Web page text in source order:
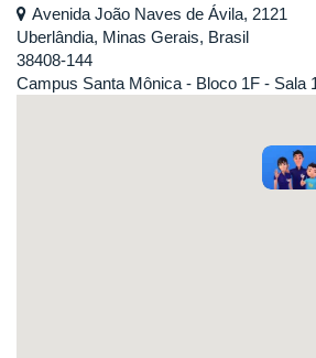
Avenida João Naves de Ávila, 2121
Uberlândia, Minas Gerais, Brasil
38408-144
Campus Santa Mônica - Bloco 1F - Sala